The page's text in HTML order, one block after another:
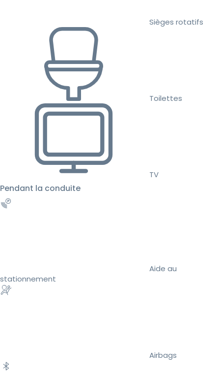
Sièges rotatifs
Toilettes
TV
Pendant la conduite
Aide au
stationnement
Airbags